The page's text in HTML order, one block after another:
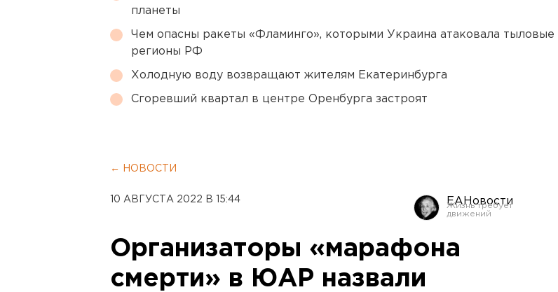
планеты
Чем опасны ракеты «Фламинго», которыми Украина атаковала тыловые
регионы РФ
Холодную воду возвращают жителям Екатеринбурга
Сгоревший квартал в центре Оренбурга застроят
← НОВОСТИ
10 АВГУСТА 2022 В 15:44 ЕАНовости
Организаторы «марафона
смерти» в ЮАР назвали